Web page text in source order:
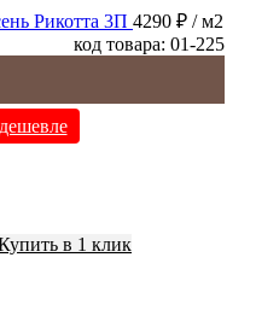
Рикотта 3П 4290 ₽ / м2
код товара: 01-225
в 1 клик